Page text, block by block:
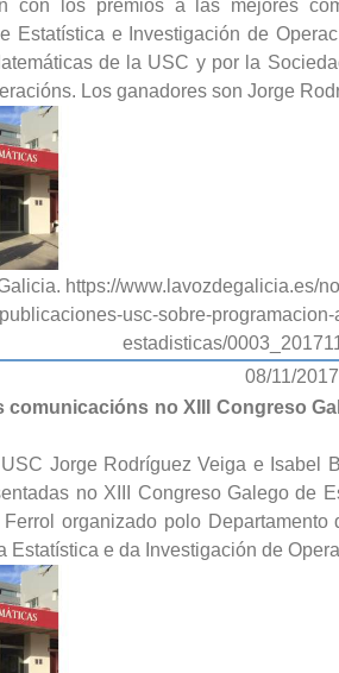
con los premios a las mejores
Estatística e Investigación de
de la USC y por la
Los ganadores son Jorge
https://www.lavozdegalicia.es/
publicaciones-usc-sobre-
estadisticas/
08/11/2017
comunicacións no XIII Congreso
Jorge Rodríguez Veiga e Isabel
no XIII Congreso Galego de
Ferrol organizado polo
Estatística e da Investigación de